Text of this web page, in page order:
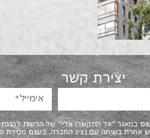
יצירת קשר
במאגר "אל תתקשרו אליי" של הרשות
בשיחה עם נציג החברה. בעצם מסירת